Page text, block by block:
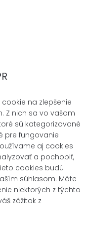
na zlepšenie
Z nich sa vo vašom
sú kategorizované
pre fungovanie
aj cookies
a pochopiť,
cookies budú
súhlasom. Máte
niektorých z týchto
zážitok z